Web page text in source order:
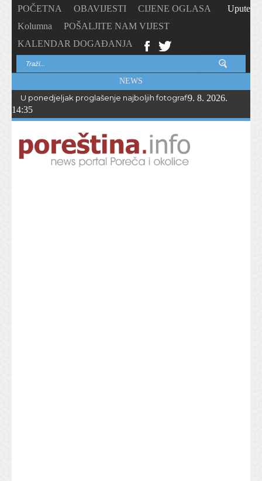
POČETNA OBAVIJESTI
CIJENE OGLASA
Kolumna
POŠALJITE NAM VIJEST
KALENDAR DOGAĐANJA
Upute
NEWS
U ponedjeljak proglašenje najboljih fotografija – PhotoCity2026
9. 8. 2026.
14:35